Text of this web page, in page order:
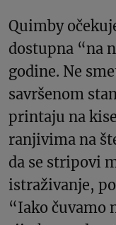
Quimby
dostupna “na
godine. Ne
savršenom
printaju na
ranjivima na
da se stripovi
istraživanje,
“Iako čuvamo